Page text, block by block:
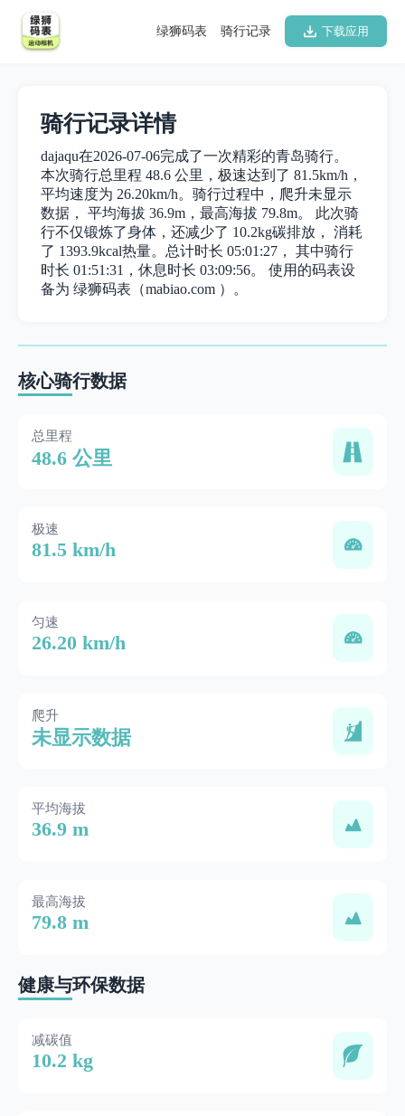
下载应用
骑行记录
绿狮码表
骑行记录详情
dajaqu在2026-07-06完成了一次精彩的青岛骑行。
本次骑行总里程 48.6 公里，极速达到了 81.5km/h，
平均速度为 26.20km/h。骑行过程中，爬升未显示
数据， 平均海拔 36.9m，最高海拔 79.8m。 此次骑
行不仅锻炼了身体，还减少了 10.2kg碳排放， 消耗
了 1393.9kcal热量。总计时长 05:01:27， 其中骑行
时长 01:51:31，休息时长 03:09:56。 使用的码表设
备为 绿狮码表（mabiao.com ）。
核心骑行数据
总里程
48.6 公里
极速
81.5 km/h
匀速
26.20 km/h
爬升
未显示数据
平均海拔
36.9 m
最高海拔
79.8 m
健康与环保数据
减碳值
10.2 kg